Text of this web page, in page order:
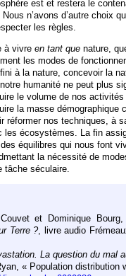
est et restera le
n’avons d’autre choix
les règles.
à vivre en tant que nature,
les modes de
à la nature, concevoir la
humanité ne peut plus
le volume de nos
la masse démographique
réformer nos techniques, à
les écosystèmes. La fin
équilibres qui nous font
la nécessité de
tâche séculaire.
et Dominique Bourg,
Terre ?, livre audio
La question du mal
« Population distribution